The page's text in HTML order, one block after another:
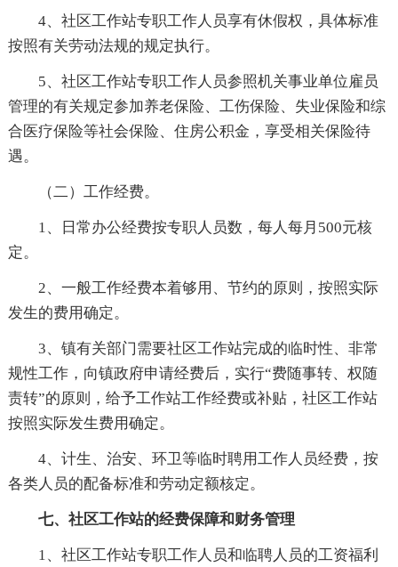
4、社区工作站专职工作人员享有休假权，具体标准
按照有关劳动法规的规定执行。
5、社区工作站专职工作人员参照机关事业单位雇员
管理的有关规定参加养老保险、工伤保险、失业保险和综
合医疗保险等社会保险、住房公积金，享受相关保险待
遇。
（二）工作经费。
1、日常办公经费按专职人员数，每人每月500元核
定。
2、一般工作经费本着够用、节约的原则，按照实际
发生的费用确定。
3、镇有关部门需要社区工作站完成的临时性、非常
规性工作，向镇政府申请经费后，实行“费随事转、权随
责转”的原则，给予工作站工作经费或补贴，社区工作站
按照实际发生费用确定。
4、计生、治安、环卫等临时聘用工作人员经费，按
各类人员的配备标准和劳动定额核定。
七、社区工作站的经费保障和财务管理
1、社区工作站专职工作人员和临聘人员的工资福利